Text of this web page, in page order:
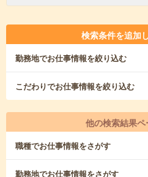
検索条件を追加
勤務地でお仕事情報を絞り込む
こだわりでお仕事情報を絞り込む
他の検索結果
職種でお仕事情報をさがす
勤務地でお仕事情報をさがす